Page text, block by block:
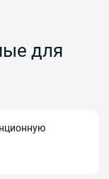
для